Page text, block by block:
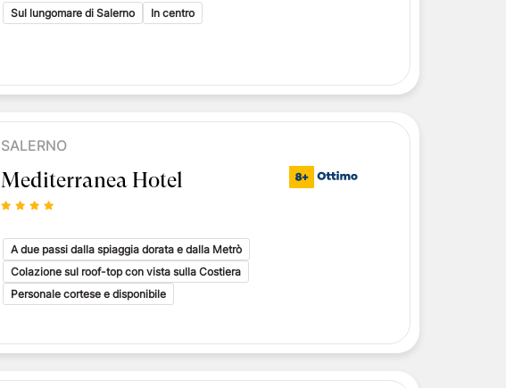
Siena
Arezzo
Erice
Alghero
Pecorino e vini toscani
Sul lungomare di Salerno In centro
SALERNO
Mediterranea Hotel
A due passi dalla spiaggia dorata e dalla Metrò
Colazione sul roof-top con vista sulla Costiera
Personale cortese e disponibile